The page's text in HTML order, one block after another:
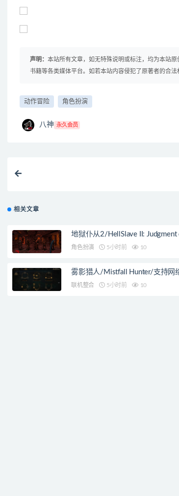
声明： 本站所有文章，如无特殊说明或标注，均为本站
书籍等各类媒体平台。如若本站内容侵犯了原著者的合法
动作冒险 角色扮演
八神 永久会员
相关文章
地狱仆从2/HellSlave II: Judgment
角色扮演 5小时前 10
雾影猎人/Mistfall Hunter/支持网
联机整合 5小时前 10